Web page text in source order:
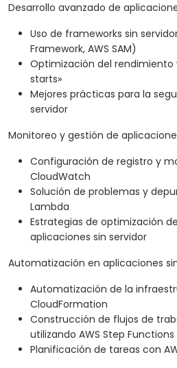
Desarrollo avanzado de
Uso de frameworks sin
Framework, AWS SAM)
Optimización del rendimiento
starts»
Mejores prácticas para la
servidor
Monitoreo y gestión de
Configuración de registro y
CloudWatch
Solución de problemas y
Lambda
Estrategias de optimización
aplicaciones sin servidor
Automatización en aplicaciones
Automatización de la
CloudFormation
Construcción de flujos de
utilizando AWS Step Functions
Planificación de tareas con